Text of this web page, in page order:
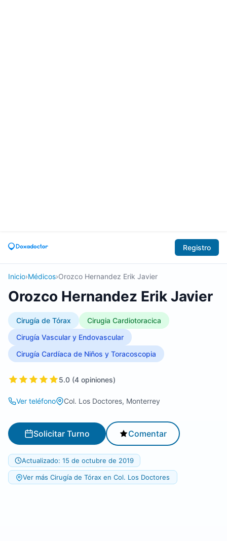
Registro
Inicio›Médicos›Orozco Hernandez Erik Javier
Orozco Hernandez Erik Javier
Cirugía de Tórax
Cirugia Cardiotoracica
Cirugía Vascular y Endovascular
Cirugía Cardíaca de Niños y Toracoscopia
5.0 (4 opiniones)
Ver teléfono Col. Los Doctores, Monterrey
Solicitar Turno Comentar
Actualizado: 15 de octubre de 2019
Ver más Cirugía de Tórax en Col. Los Doctores